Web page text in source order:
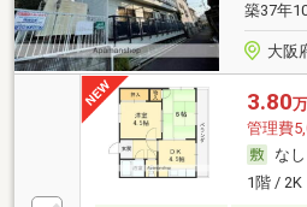
築37年
大阪
3.80
管理費
なし
1階 / 2K